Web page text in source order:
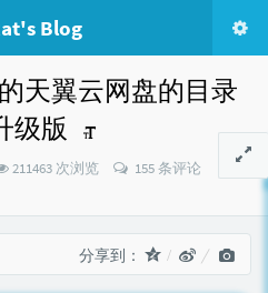
Blog
天翼云网盘的目录
级版
211463 次浏览
155 条评论
分享到：